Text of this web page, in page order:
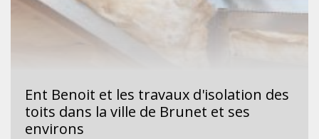
Ent Benoit et les travaux d'isolation des
toits dans la ville de Brunet et ses
environs